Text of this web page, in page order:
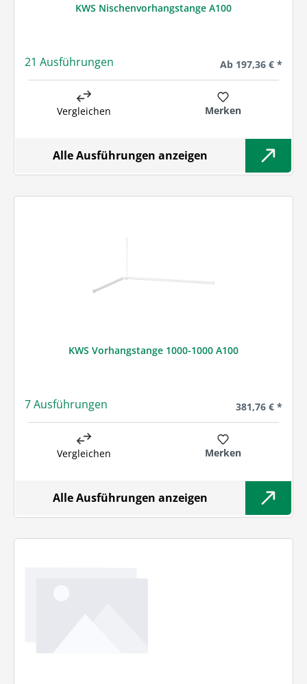
KWS Nischenvorhangstange A100
21 Ausführungen Regulärer Preis:
Ab 197,36 € *
Vergleichen Merken
Alle Ausführungen anzeigen
KWS Vorhangstange 1000-1000 A100
7 Ausführungen Regulärer
381,76 € *
Vergleichen Merken
Alle Ausführungen anzeigen